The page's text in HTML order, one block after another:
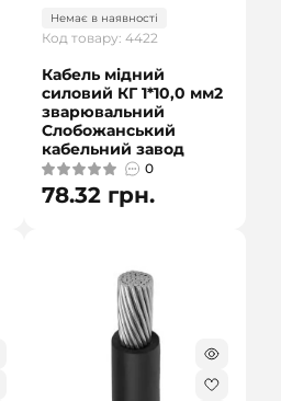
Немає в наявності
Код товару: 4422
Кабель мідний
силовий КГ 1*10,0 мм2
зварювальний
Слобожанський
кабельний завод
0
78.32 грн.